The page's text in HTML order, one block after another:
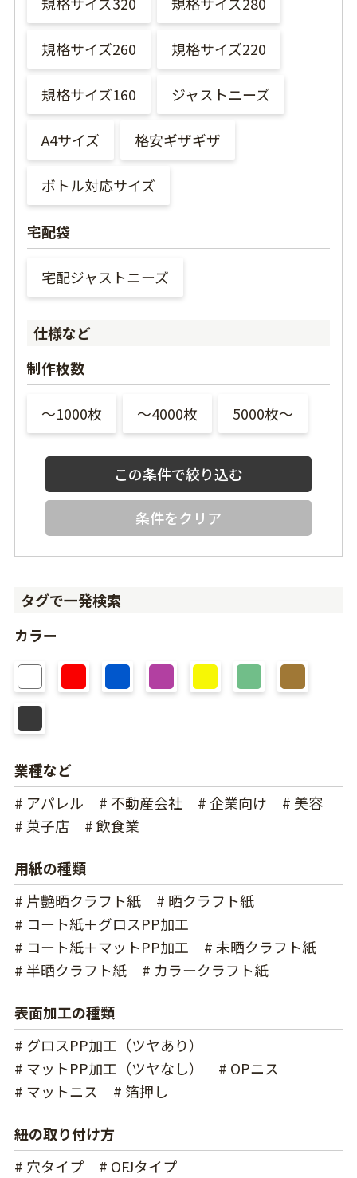
規格サイズ260 規格サイズ220
規格サイズ160 ジャストニーズ
A4サイズ 格安ギザギザ
ボトル対応サイズ
宅配袋
宅配ジャストニーズ
仕様など
制作枚数
〜1000枚 〜4000枚 5000枚〜
条件をクリア
タグで一発検索
カラー
業種など
# アパレル
# 不動産会社 # 企業向け
# 美容
# 菓子店
# 飲食業
用紙の種類
# 片艶晒クラフト紙
# 晒クラフト紙
# コート紙＋グロスPP加工
# コート紙＋マットPP加工
# 未晒クラフト紙
# 半晒クラフト紙
# カラークラフト紙
表面加工の種類
# グロスPP加工（ツヤあり）
# マットPP加工（ツヤなし）
# OPニス
# マットニス
# 箔押し
紐の取り付け方
# 穴タイプ
# OFJタイプ